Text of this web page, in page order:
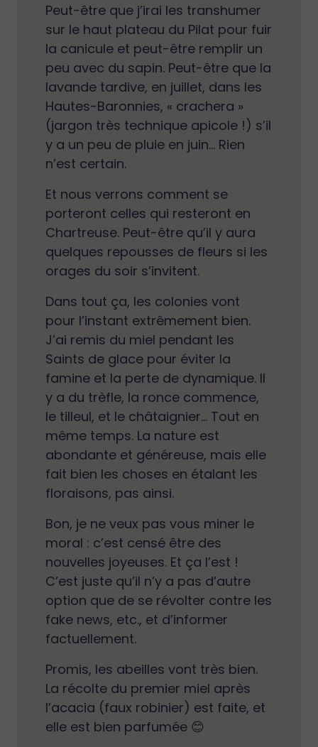
Peut-être que j’irai les transhumer
sur le haut plateau du Pilat pour fuir
la canicule et peut-être remplir un
peu avec du sapin. Peut-être que la
lavande tardive, en juillet, dans les
Hautes-Baronnies, « crachera »
(jargon très technique apicole !) s’il
y a un peu de pluie en juin… Rien
n’est certain.
Et nous verrons comment se
porteront celles qui resteront en
Chartreuse. Peut-être qu’il y aura
quelques repousses de fleurs si les
orages du soir s’invitent.
Dans tout ça, les colonies vont
pour l’instant extrêmement bien.
J’ai remis du miel pendant les
Saints de glace pour éviter la
famine et la perte de dynamique. Il
y a du trèfle, la ronce commence,
le tilleul, et le châtaignier… Tout en
même temps. La nature est
abondante et généreuse, mais elle
fait bien les choses en étalant les
floraisons, pas ainsi.
Bon, je ne veux pas vous miner le
moral : c’est censé être des
nouvelles joyeuses. Et ça l’est !
C’est juste qu’il n’y a pas d’autre
option que de se révolter contre les
fake news, etc., et d’informer
factuellement.
Promis, les abeilles vont très bien.
La récolte du premier miel après
l’acacia (faux robinier) est faite, et
elle est bien parfumée 😊